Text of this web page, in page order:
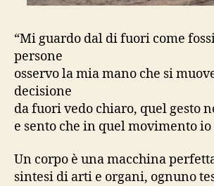
“Mi guardo dal di fuori come
persone
osservo la mia mano che si
decisione
da fuori vedo chiaro, quel gesto
e sento che in quel movimento io
Un corpo è una macchina
sintesi di arti e organi, ognuno